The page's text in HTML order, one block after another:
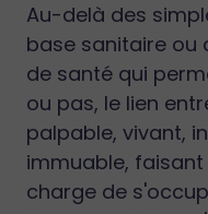
Au-delà des
base sanitaire ou
de santé qui
ou pas, le lien
palpable, vivant,
immuable,
charge de